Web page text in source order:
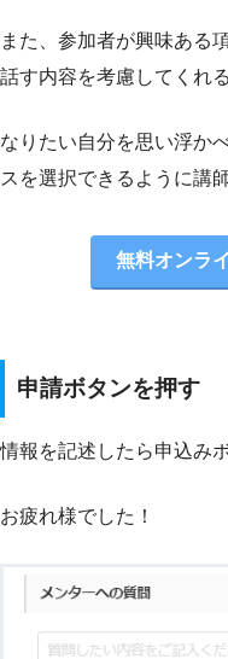
また、参加者が興味ある
話す内容を考慮してくれ
なりたい自分を思い浮か
スを選択できるように講
無料オンラ
申請ボタンを押す
情報を記述したら申込み
お疲れ様でした！